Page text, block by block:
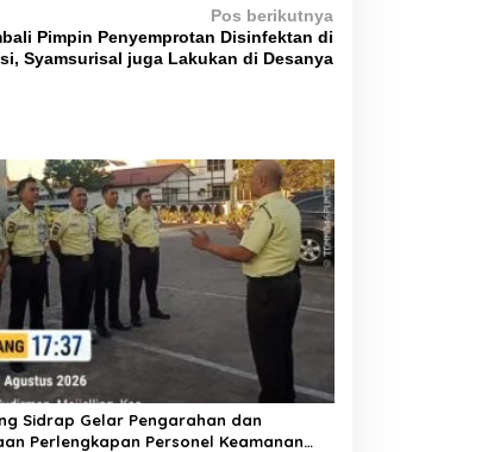
Pos berikutnya
Pimpin Penyemprotan Disinfektan di
Syamsurisal juga Lakukan di Desanya
Sidrap Gelar Pengarahan dan
Perlengkapan Personel Keamanan